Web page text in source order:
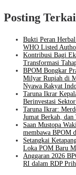
Posting
Bukti Peran
WHO Listed
Kontribusi Bagi
Transformasi
BPOM Bongkar
Milyar Rupiah di
Nyawa Rakyat
Taruna Ikrar
Berinvestasi
Taruna Ikrar:
Jumat Berkah,
Saan Mustopa
membawa BPOM
Setangkai
Loka POM Baru
Anggaran 2026
RI dalam RDP